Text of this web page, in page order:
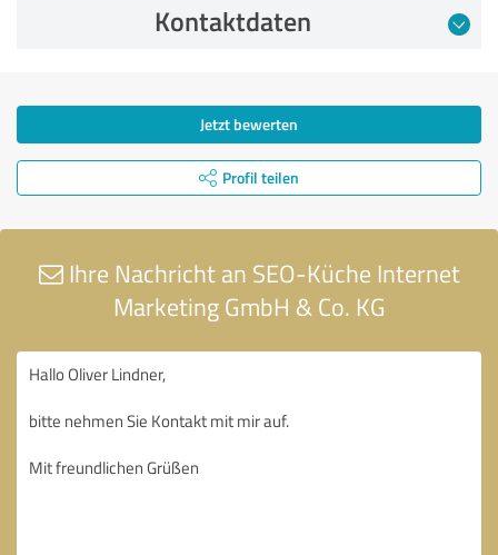
Kontaktdaten
Jetzt bewerten
Profil teilen
Ihre Nachricht an SEO-Küche Internet
Marketing GmbH & Co. KG